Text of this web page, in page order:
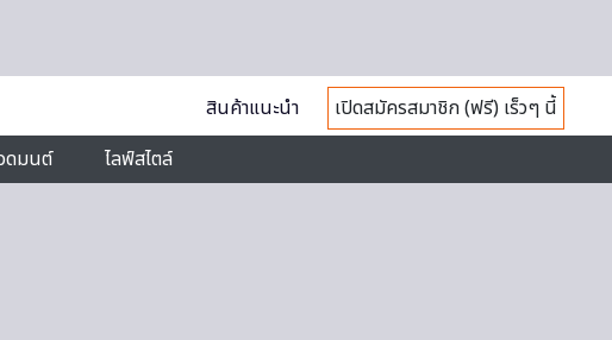
สินค้าแนะนำ
เปิดสมัครสมาชิก (ฟรี) เร็วๆ นี้
ดมนต์ ไลฟ์สไตล์